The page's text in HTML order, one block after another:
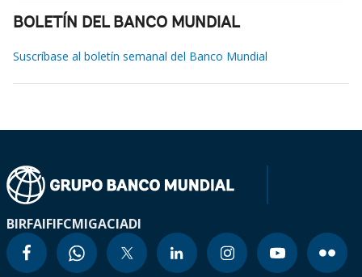
BOLETÍN DEL BANCO MUNDIAL
Suscríbase al boletín semanal del Banco Mundial
BIRFAIFIFCMIGACIADI